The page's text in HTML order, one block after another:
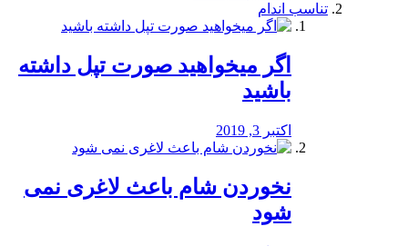
تناسب اندام
اگر میخواهید صورت تپل داشته
باشید
اکتبر 3, 2019
نخوردن شام باعث لاغری نمی
‌شود